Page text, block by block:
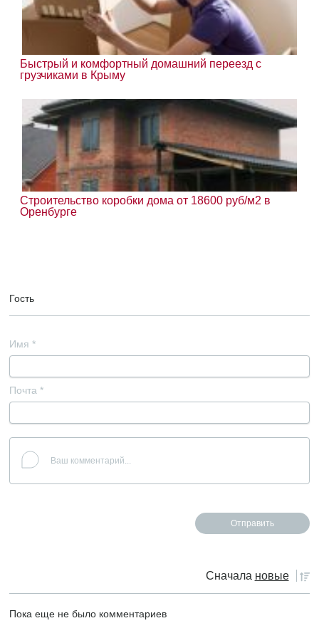
Быстрый и комфортный домашний переезд с
грузчиками в Крыму
Строительство коробки дома от 18600 руб/м2 в
Оренбурге
Гость
Имя *
Почта *
Сначала новые
Пока еще не было комментариев